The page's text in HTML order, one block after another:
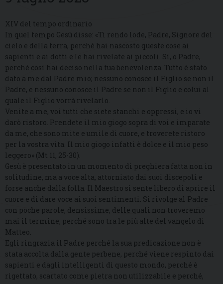
XIV del tempo ordinario
In quel tempo Gesù disse: «Ti rendo lode, Padre, Signore del
cielo e della terra, perché hai nascosto queste cose ai
sapienti e ai dotti e le hai rivelate ai piccoli. Sì, o Padre,
perché così hai deciso nella tua benevolenza. Tutto è stato
dato a me dal Padre mio; nessuno conosce il Figlio se non il
Padre, e nessuno conosce il Padre se non il Figlio e colui al
quale il Figlio vorrà rivelarlo.
Venite a me, voi tutti che siete stanchi e oppressi, e io vi
darò ristoro. Prendete il mio giogo sopra di voi e imparate
da me, che sono mite e umile di cuore, e troverete ristoro
per la vostra vita. Il mio giogo infatti è dolce e il mio peso
leggero» (Mt 11, 25-30).
Gesù è presentato in un momento di preghiera fatta non in
solitudine, ma a voce alta, attorniato dai suoi discepoli e
forse anche dalla folla. Il Maestro si sente libero di aprire il
cuore e di dare voce ai suoi sentimenti. Si rivolge al Padre
con poche parole, densissime, delle quali non troveremo
mai il termine, perché sono tra le più alte del vangelo di
Matteo.
Egli ringrazia il Padre perché la sua predicazione non è
stata accolta dalla gente perbene, perché viene respinto dai
sapienti e dagli intelligenti di questo mondo, perché è
rigettato, scartato come pietra non utilizzabile e perché,